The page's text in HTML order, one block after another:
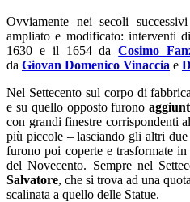
Ovviamente nei secoli
ampliato e modificato: interventi
1630 e il 1654 daCosimo
da Giovan Domenico Vinaccia e
Nel Settecento sul corpo di
e su quello opposto furono
con grandi finestre corrispondenti
più piccole – lasciando gli altri due
furono poi coperte e trasformate
del Novecento. Sempre nel
Salvatore, che si trova ad una
scalinata a quello delle Statue.